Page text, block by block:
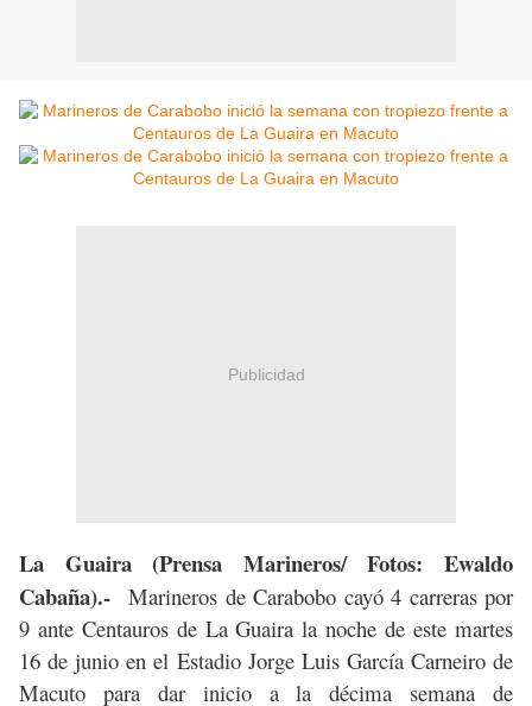
Publicidad
La Guaira (Prensa Marineros/ Fotos: Ewaldo
Cabaña).- Marineros de Carabobo cayó 4 carreras por
9 ante Centauros de La Guaira la noche de este martes
16 de junio en el Estadio Jorge Luis García Carneiro de
Macuto para dar inicio a la décima semana de